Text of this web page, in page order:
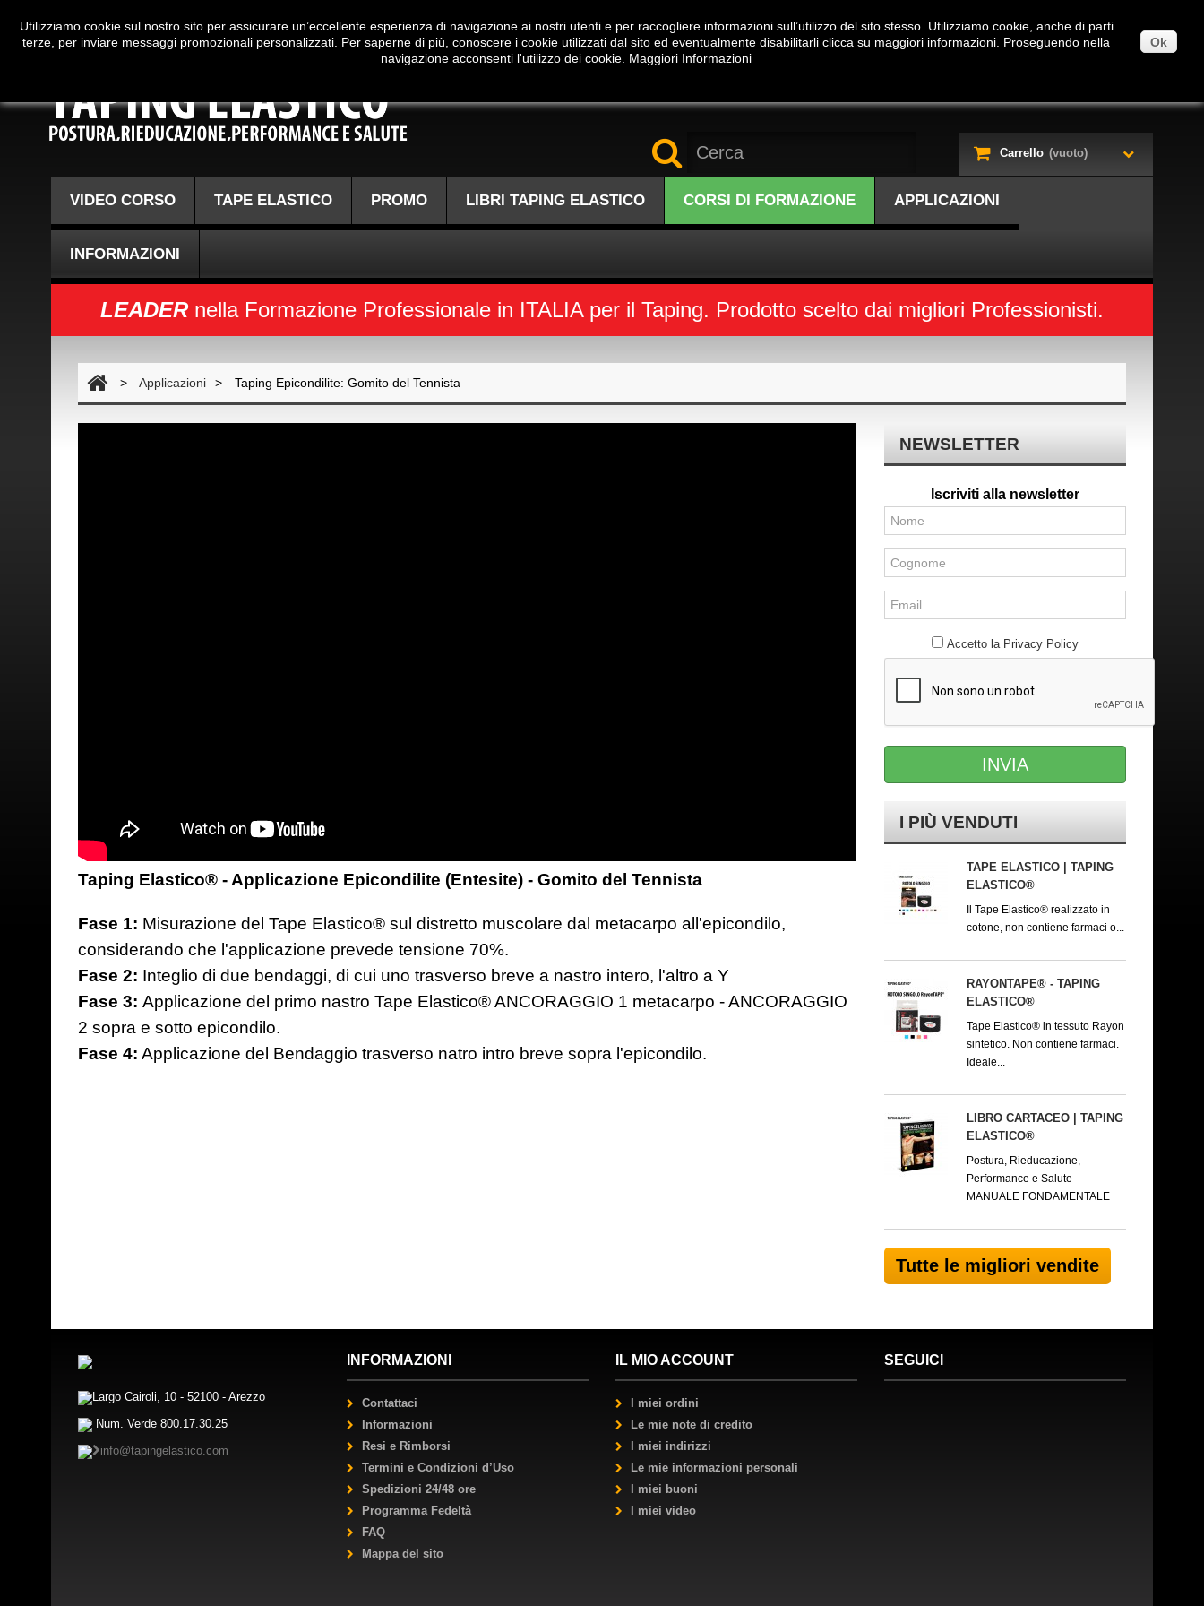
Servizio Clienti Info@ Tapingelastico.com Numero Verde Gratuito: 800.17.30.25 Spese SpedizioneGratuitesopra49,00€
Carrello (vuoto)
VIDEO CORSO TAPE ELASTICO PROMO LIBRI TAPING ELASTICO CORSI DI FORMAZIONE APPLICAZIONI
INFORMAZIONI
LEADERnella Formazione Professionale in ITALIA per il Taping. Prodotto scelto dai migliori Professionisti.
> Applicazioni > Taping Epicondilite: Gomito del Tennista
Taping Elastico® - Applicazione Epicondilite (Entesite) - Gomito del Tennista
Fase 1: Misurazione del Tape Elastico® sul distretto muscolare dal metacarpo all'epicondilo,
considerando che l'applicazione prevede tensione 70%.
Fase 2: Integlio di due bendaggi, di cui uno trasverso breve a nastro intero, l'altro a Y
Fase 3: Applicazione del primo nastro Tape Elastico® ANCORAGGIO 1 metacarpo - ANCORAGGIO
2 sopra e sotto epicondilo.
Fase 4: Applicazione del Bendaggio trasverso natro intro breve sopra l'epicondilo.
NEWSLETTER
Iscriviti alla newsletter
Accetto la Privacy Policy
INVIA
I PIÙ VENDUTI
TAPE ELASTICO | TAPING
ELASTICO®
Il Tape Elastico® realizzato in
cotone, non contiene farmaci o...
RAYONTAPE® - TAPING
ELASTICO®
Tape Elastico® in tessuto Rayon
sintetico. Non contiene farmaci.
Ideale...
LIBRO CARTACEO | TAPING
ELASTICO®
Postura, Rieducazione,
Performance e Salute
MANUALE FONDAMENTALE
Tutte le migliori vendite
Largo Cairoli, 10 - 52100 - Arezzo
Num. Verde 800.17.30.25
info@tapingelastico.com
INFORMAZIONI
Contattaci
Informazioni
Resi e Rimborsi
Termini e Condizioni d’Uso
Spedizioni 24/48 ore
Programma Fedeltà
FAQ
Mappa del sito
IL MIO ACCOUNT
I miei ordini
Le mie note di credito
I miei indirizzi
Le mie informazioni personali
I miei buoni
I miei video
SEGUICI
Utilizziamo cookie sul nostro sito per assicurare un’eccellente esperienza di navigazione ai nostri utenti e per raccogliere informazioni sull’utilizzo del sito stesso. Utilizziamo cookie, anche di parti
terze, per inviare messaggi promozionali personalizzati. Per saperne di più, conoscere i cookie utilizzati dal sito ed eventualmente disabilitarli clicca su maggiori informazioni. Proseguendo nella
navigazione acconsenti l'utilizzo dei cookie. Maggiori Informazioni
Ok